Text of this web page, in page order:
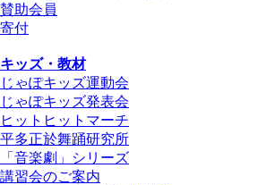
賛助会員
寄付
キッズ・教材
じゃぽキッズ運動会
じゃぽキッズ発表会
ヒットヒットマーチ
平多正於舞踊研究所
「音楽劇」シリーズ
講習会のご案内